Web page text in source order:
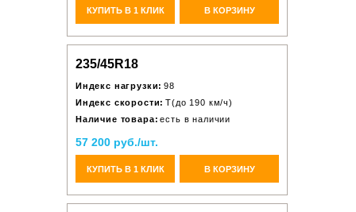
КУПИТЬ В 1 КЛИК В КОРЗИНУ
235/45R18
Индекс нагрузки: 98
Индекс скорости: T(до 190 км/ч)
Наличие товара: есть в наличии
57 200 руб./шт.
КУПИТЬ В 1 КЛИК В КОРЗИНУ